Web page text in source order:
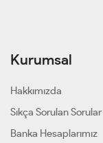
Kurumsal
Hakkımızda
Sıkça Sorulan Sorular
Banka Hesaplarımız